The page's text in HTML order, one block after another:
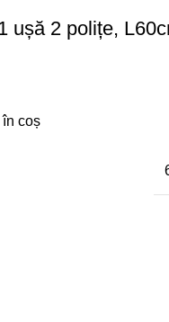
ușă 2 polițe,
coș